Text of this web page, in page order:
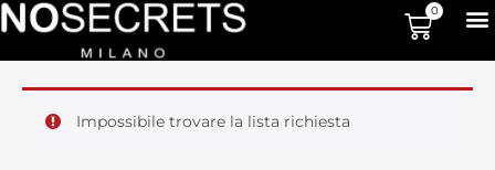
0
Impossibile trovare la lista richiesta